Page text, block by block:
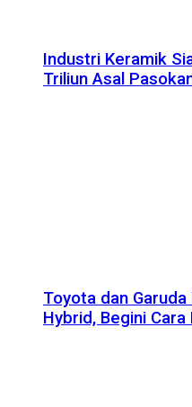
Industri Keramik
Triliun Asal
Toyota dan
Hybrid, Begini